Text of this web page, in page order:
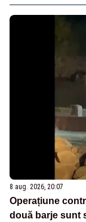
8 aug. 2026, 20:07
Operațiune
două barje sunt